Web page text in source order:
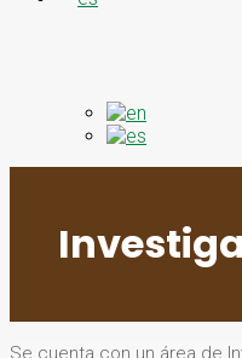
Se cuenta con un área de